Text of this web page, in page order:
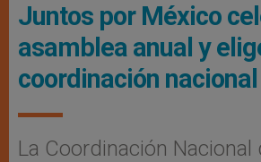
Juntos por México
asamblea anual y
coordinación nacional
La Coordinación